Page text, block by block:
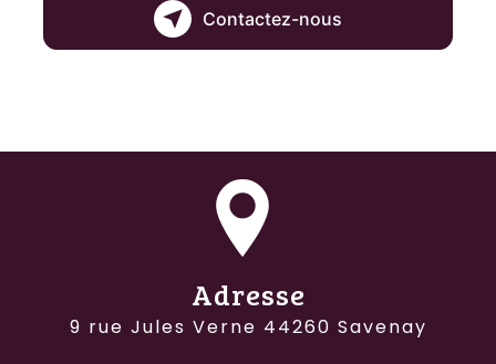
Contactez-nous
Adresse
9 rue Jules Verne 44260 Savenay